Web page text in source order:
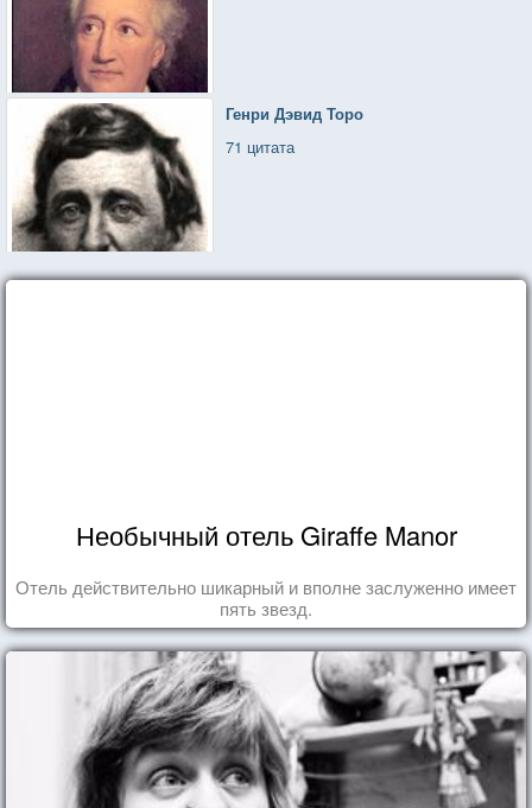
Генри Дэвид Торо
71 цитата
Необычный отель Giraffe Manor
Отель действительно шикарный и вполне заслуженно имеет
пять звезд.